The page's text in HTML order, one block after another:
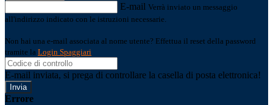
E-mail Verrà inviato un messaggio
all'indirizzo indicato con le istruzioni necessarie.
Non hai una e-mail associata al nome utente? Effettua il reset della password
tramite la Login Spaggiari
E-mail inviata, si prega di controllare la casella di posta elettronica!
Errore